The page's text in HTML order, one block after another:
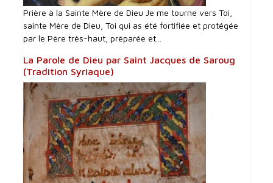
Prière à la Sainte Mère de Dieu Je me tourne vers Toi,
sainte Mère de Dieu, Toi qui as été fortifiée et protégée
par le Père très-haut, préparée et...
La Parole de Dieu par Saint Jacques de Saroug
(Tradition Syriaque)